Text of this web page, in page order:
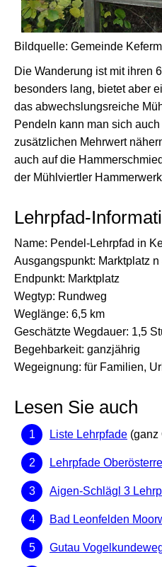
Bildquelle: Gemeinde
Die Wanderung ist mit ihren
besonders lang, bietet aber
das abwechslungsreiche
Pendeln kann man sich
zusätzlichen Mehrwert
auch auf die
der Mühlviertler
Lehrpfad-
Name: Pendel-Lehrpfad in
Ausgangspunkt: Marktplatz
Endpunkt: Marktplatz
Wegtyp: Rundweg
Weglänge: 6,5 km
Geschätzte Wegdauer: 1,5
Begehbarkeit: ganzjährig
Wegeignung: für Familien,
Lesen Sie auch
Liste Lehrpfade (ganz
Lehrpfade
Aigen-Schlägl 3
Bad Leonfelden
Gutau